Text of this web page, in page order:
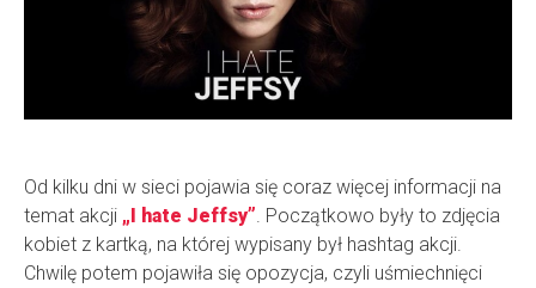
Od kilku dni w sieci pojawia się coraz więcej informacji na
temat akcji „I hate Jeffsy” . Początkowo były to zdjęcia
kobiet z kartką, na której wypisany był hashtag akcji.
Chwilę potem pojawiła się opozycja, czyli uśmiechnięci